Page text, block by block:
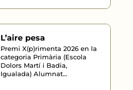
L’aire pesa
Premi X(p)rimenta 2026 en la
categoria Primària (Escola
Dolors Martí i Badia,
Igualada) Alumnat...